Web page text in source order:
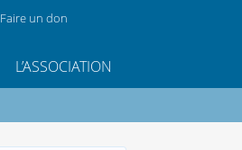
Faire un don
L’ASSOCIATION